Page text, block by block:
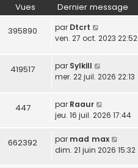
Vues Dernier message
395890 par Dtcrt
ven. 27 oct. 2023 22:52
419517 par Sylkill
mer. 22 juil. 2026 22:13
447 par Raaur
jeu. 16 juil. 2026 17:44
662392 par mad max
dim. 21 juin 2026 15:32